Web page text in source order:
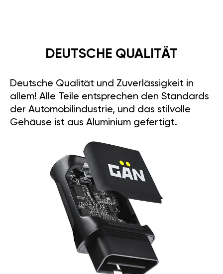
DEUTSCHE QUALITÄT
Deutsche Qualität und Zuverlässigkeit in
allem! Alle Teile entsprechen den Standards
der Automobilindustrie, und das stilvolle
Gehäuse ist aus Aluminium gefertigt.